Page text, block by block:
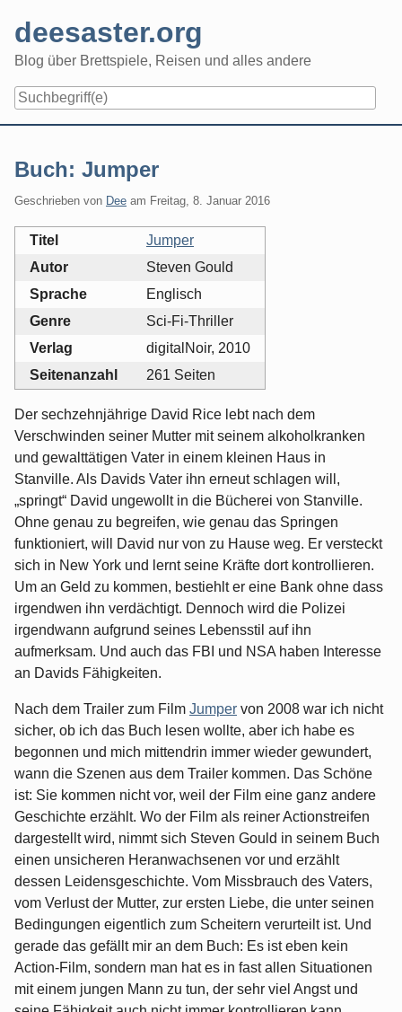
content
deesaster.org
Blog über Brettspiele, Reisen und alles andere
Buch: Jumper
Geschrieben von Dee am Freitag, 8. Januar 2016
Titel
Jumper
Autor
Steven Gould
Sprache
Englisch
Genre
Sci-Fi-Thriller
Verlag
digitalNoir, 2010
Seitenanzahl
261 Seiten
Der sechzehnjährige David Rice lebt nach dem
Verschwinden seiner Mutter mit seinem alkoholkranken
und gewalttätigen Vater in einem kleinen Haus in
Stanville. Als Davids Vater ihn erneut schlagen will,
„springt“ David ungewollt in die Bücherei von Stanville.
Ohne genau zu begreifen, wie genau das Springen
funktioniert, will David nur von zu Hause weg. Er versteckt
sich in New York und lernt seine Kräfte dort kontrollieren.
Um an Geld zu kommen, bestiehlt er eine Bank ohne dass
irgendwen ihn verdächtigt. Dennoch wird die Polizei
irgendwann aufgrund seines Lebensstil auf ihn
aufmerksam. Und auch das FBI und NSA haben Interesse
an Davids Fähigkeiten.
Nach dem Trailer zum Film Jumper von 2008 war ich nicht
sicher, ob ich das Buch lesen wollte, aber ich habe es
begonnen und mich mittendrin immer wieder gewundert,
wann die Szenen aus dem Trailer kommen. Das Schöne
ist: Sie kommen nicht vor, weil der Film eine ganz andere
Geschichte erzählt. Wo der Film als reiner Actionstreifen
dargestellt wird, nimmt sich Steven Gould in seinem Buch
einen unsicheren Heranwachsenen vor und erzählt
dessen Leidensgeschichte. Vom Missbrauch des Vaters,
vom Verlust der Mutter, zur ersten Liebe, die unter seinen
Bedingungen eigentlich zum Scheitern verurteilt ist. Und
gerade das gefällt mir an dem Buch: Es ist eben kein
Action-Film, sondern man hat es in fast allen Situationen
mit einem jungen Mann zu tun, der sehr viel Angst und